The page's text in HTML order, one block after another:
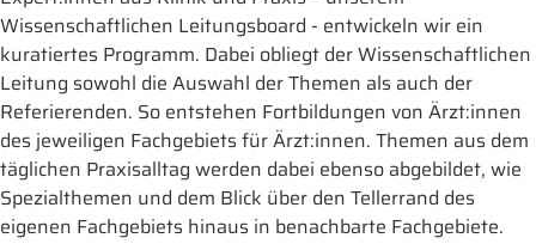
Wissenschaftlichen Leitungsboard - entwickeln wir ein
kuratiertes Programm. Dabei obliegt der Wissenschaftlichen
Leitung sowohl die Auswahl der Themen als auch der
Referierenden. So entstehen Fortbildungen von Ärzt:innen
des jeweiligen Fachgebiets für Ärzt:innen. Themen aus dem
täglichen Praxisalltag werden dabei ebenso abgebildet, wie
Spezialthemen und dem Blick über den Tellerrand des
eigenen Fachgebiets hinaus in benachbarte Fachgebiete.